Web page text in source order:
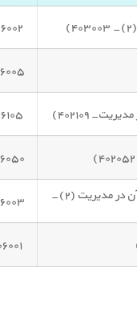
۴۰۲۱۰۹)
آمار و کاربرد آن در مدیریت (۲) (هم گروه:آمار و احتمالات و کاربرد آن در مدیریت (۲)-